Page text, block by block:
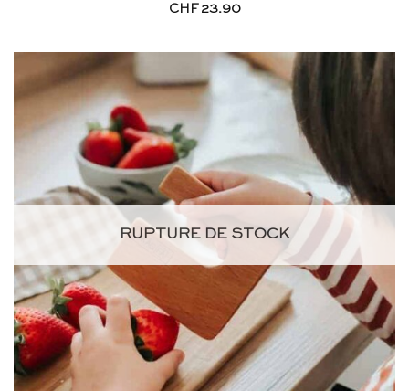
CHF 23.90
RUPTURE DE STOCK